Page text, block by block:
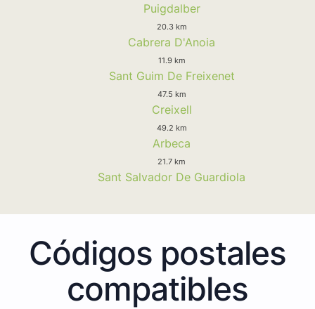
Puigdalber
20.3 km
Cabrera D'Anoia
11.9 km
Sant Guim De Freixenet
47.5 km
Creixell
49.2 km
Arbeca
21.7 km
Sant Salvador De Guardiola
Códigos postales
compatibles